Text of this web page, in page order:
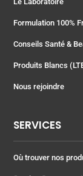
Formulation 100%
Conseils Santé &
Produits Blancs
Nous rejoindre
SERVICES
Où trouver nos